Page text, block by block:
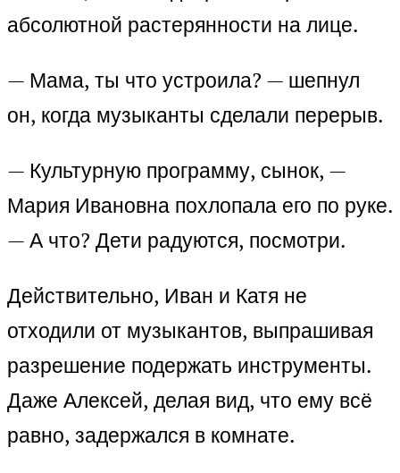
абсолютной растерянности на лице.
— Мама, ты что устроила? — шепнул
он, когда музыканты сделали перерыв.
— Культурную программу, сынок, —
Мария Ивановна похлопала его по руке.
— А что? Дети радуются, посмотри.
Действительно, Иван и Катя не
отходили от музыкантов, выпрашивая
разрешение подержать инструменты.
Даже Алексей, делая вид, что ему всё
равно, задержался в комнате.